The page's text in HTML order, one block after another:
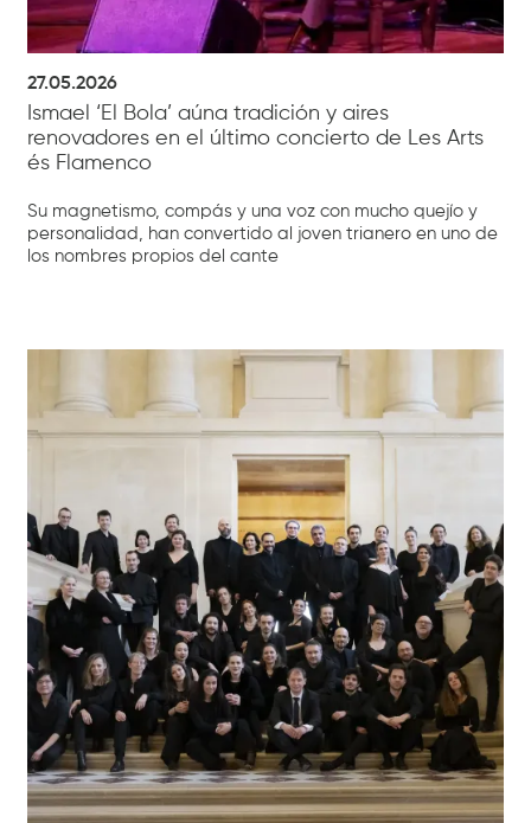
27.05.2026
Ismael ‘El Bola’ aúna tradición y aires
renovadores en el último concierto de Les Arts
és Flamenco
Su magnetismo, compás y una voz con mucho quejío y
personalidad, han convertido al joven trianero en uno de
los nombres propios del cante